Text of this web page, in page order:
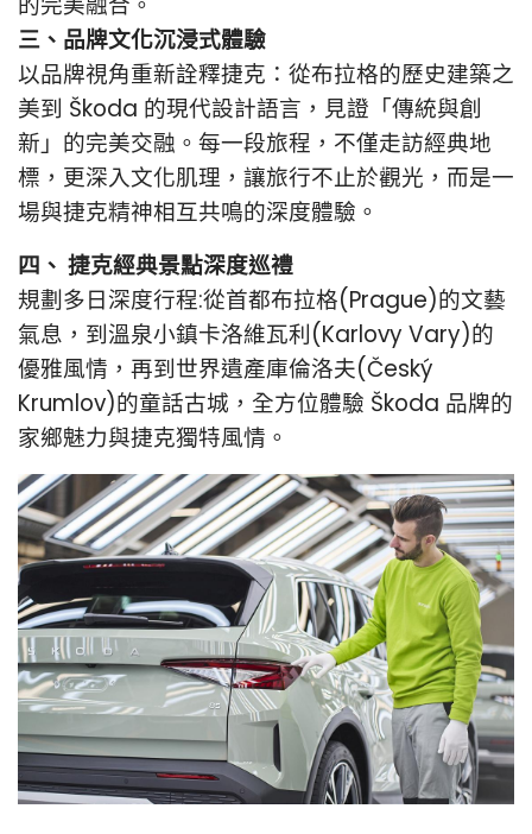
三、品牌文化沉浸式體驗
以品牌視角重新詮釋捷克：從布拉格的歷史建築之
美到 Škoda 的現代設計語言，見證「傳統與創
新」的完美交融。每一段旅程，不僅走訪經典地
標，更深入文化肌理，讓旅行不止於觀光，而是一
場與捷克精神相互共鳴的深度體驗。
四、 捷克經典景點深度巡禮
規劃多日深度行程:從首都布拉格(Prague)的文藝
氣息，到溫泉小鎮卡洛維瓦利(Karlovy Vary)的
優雅風情，再到世界遺產庫倫洛夫(Český
Krumlov)的童話古城，全方位體驗 Škoda 品牌的
家鄉魅力與捷克獨特風情。